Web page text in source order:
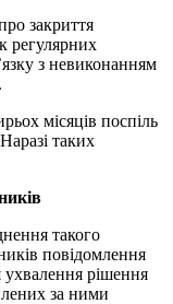
закриття
регулярних
з невиконанням
місяців поспіль
таких
такого
повідомлення
рішення
за ними